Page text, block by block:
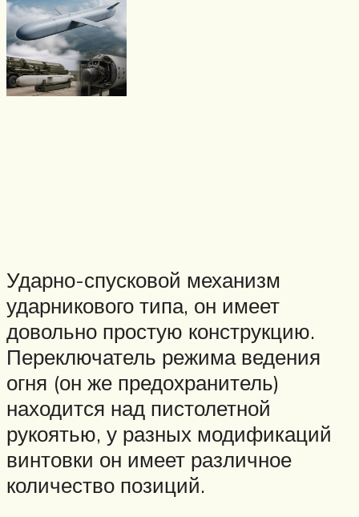
Ударно-спусковой механизм
ударникового типа, он имеет
довольно простую конструкцию.
Переключатель режима ведения
огня (он же предохранитель)
находится над пистолетной
рукоятью, у разных модификаций
винтовки он имеет различное
количество позиций.